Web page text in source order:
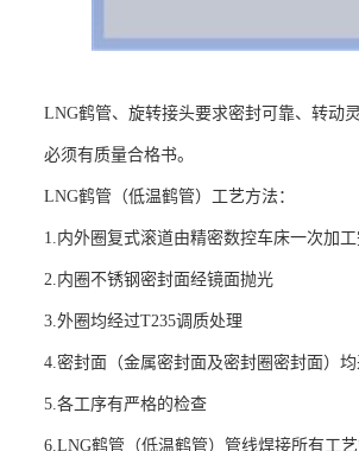
LNG鹤管、旋转接头要求密封可靠、转动
必须有质量合格书。
LNG鹤管（低温鹤管）工艺方法：
1.内外圈复式滚道由精密数控车床一次加
2.内圈不锈钢密封面经镜面抛光
3.外圈均经过T235调质处理
4.密封面（金属密封面及密封圈密封面）
5.各工序有严格的检查
6.LNG鹤管（低温鹤管）管线焊接所有工